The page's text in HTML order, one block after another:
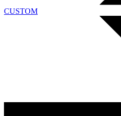
CUSTOM